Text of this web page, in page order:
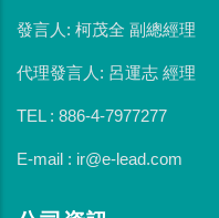
發言人: 柯茂全 副總經理
代理發言人: 呂運志 經理
TEL : 886-4-7977277
E-mail : ir@e-lead.com